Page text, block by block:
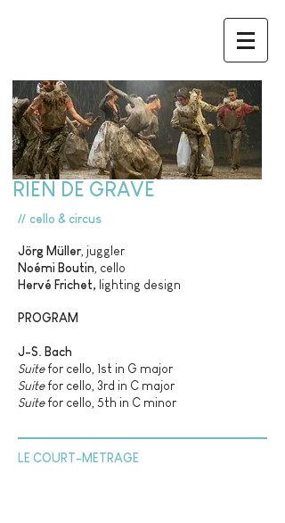
RIEN DE GRAVE
//cello & circus
Jörg Müller , juggler
Noémi Boutin , cello
Hervé Frichet, lighting design
PROGRAM
J-S. Bach
Suitefor cello, 1st in G major
Suitefor cello, 3rd in C major
Suitefor cello, 5th in C minor
LE COURT-METRAGE